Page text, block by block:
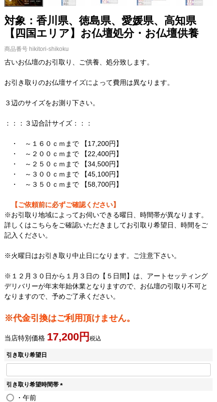
対象：香川県、徳島県、愛媛県、高知県
【四国エリア】お仏壇処分・お仏壇供養
商品番号 hikitori-shikoku
古いお仏壇のお引取り、ご供養、処分致します。
お引き取りのお仏壇サイズによって費用は異なります。
３辺のサイズをお測り下さい。
：：：３辺合計サイズ：：：
・ ～１６０ｃｍまで 【17,200円】
・ ～２００ｃｍまで 【22,400円】
・ ～２５０ｃｍまで 【34,500円】
・ ～３００ｃｍまで 【45,100円】
・ ～３５０ｃｍまで 【58,700円】
【ご依頼前に必ずご確認ください】
※お引取り地域によってお伺いできる曜日、時間帯が異なります。
詳しくはこちらをご確認いただきましてお引取り希望日、時間をご
記入ください。
※火曜日はお引き取り中止日になります。 ご注意下さい。
※１２月３０日から１月３日の【５日間】は、アートセッティング
デリバリーが年末年始休業となりますので、お仏壇の引取り不可と
なりますので、予めご了承ください。
※代金引換はご利用頂けません。
当店特別価格 17,200 税込
引き取り希望日
引き取り希望時間帯
・午前